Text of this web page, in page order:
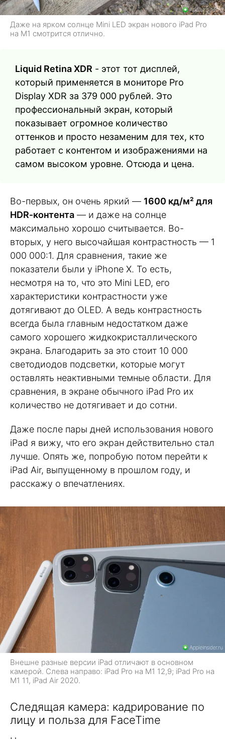
Даже на ярком солнце Mini LED экран нового iPad Pro
на M1 смотрится отлично.
Liquid Retina XDR - этот тот дисплей,
который применяется в мониторе Pro
Display XDR за 379 000 рублей. Это
профессиональный экран, который
показывает огромное количество
оттенков и просто незаменим для тех, кто
работает с контентом и изображениями на
самом высоком уровне. Отсюда и цена.
Во-первых, он очень яркий — 1600 кд/м² для
HDR‑контента — и даже на солнце
максимально хорошо считывается. Во-
вторых, у него высочайшая контрастность — 1
000 000:1. Для сравнения, такие же
показатели были у iPhone X. То есть,
несмотря на то, что это Mini LED, его
характеристики контрастности уже
дотягивают до OLED. А ведь контрастность
всегда была главным недостатком даже
самого хорошего жидкокристаллического
экрана. Благодарить за это стоит 10 000
светодиодов подсветки, которые могут
оставлять неактивными темные области. Для
сравнения, в экране обычного iPad Pro их
количество не дотягивает и до сотни.
Даже после пары дней использования нового
iPad я вижу, что его экран действительно стал
лучше. Опять же, попробую потом перейти к
iPad Air, выпущенному в прошлом году, и
расскажу о впечатлениях.
Внешне разные версии iPad отличают в основном
камерой. Слева направо: iPad Pro на M1 12,9; iPad Pro на
M1 11, iPad Air 2020.
Следящая камера: кадрирование по
лицу и польза для FaceTime